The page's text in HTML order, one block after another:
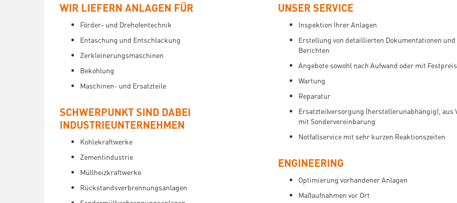
WIR LIEFERN ANLAGEN FÜR
Förder- und Drehofentechnik
Entaschung und Entschlackung
Zerkleinerungsmaschinen
Bekohlung
Maschinen- und Ersatzteile
SCHWERPUNKT SIND DABEI
INDUSTRIEUNTERNEHMEN
Kohlekraftwerke
Zementindustrie
Müllheizkraftwerke
Rückstandsverbrennungsanlagen
UNSER SERVICE
Inspektion Ihrer Anlagen
Erstellung von detaillierten Dokumentationen und
Berichten
Angebote sowohl nach Aufwand oder mit Festpreis
Wartung
Reparatur
Ersatzteilversorgung (herstellerunabhängig), aus
mit Sondervereinbarung
Notfallservice mit sehr kurzen Reaktionszeiten
ENGINEERING
Optimierung vorhandener Anlagen
Maßaufnahmen vor Ort